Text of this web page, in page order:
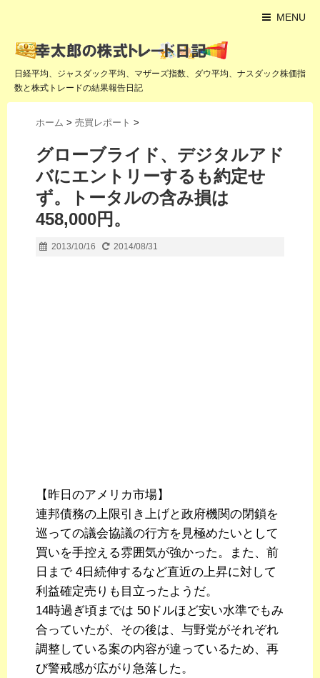
MENU
日経平均、ジャスダック平均、マザーズ指数、ダウ平均、ナスダック株価指
数と株式トレードの結果報告日記
ホーム > 売買レポート >
グローブライド、デジタルアド
バにエントリーするも約定せ
ず。トータルの含み損は
458,000円。
2013/10/16 2014/08/31
【昨日のアメリカ市場】
連邦債務の上限引き上げと政府機関の閉鎖を
巡っての議会協議の行方を見極めたいとして
買いを手控える雰囲気が強かった。また、前
日まで 4日続伸するなど直近の上昇に対して
利益確定売りも目立ったようだ。
14時過ぎ頃までは 50ドルほど安い水準でもみ
合っていたが、その後は、与野党がそれぞれ
調整している案の内容が違っているため、再
び警戒感が広がり急落した。